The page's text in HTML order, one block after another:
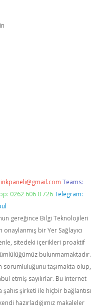
Teams:
0262 606 0 726 Telegram:
gereğince Bilgi Teknolojileri
bir Yer Sağlayıcı
sitedeki içerikleri proaktif
bulunmamaktadır.
sorumluluğunu taşımakta olup,
etmiş sayılırlar. Bu internet
şirketi ile hiçbir bağlantısı
hazırladığımız makaleler